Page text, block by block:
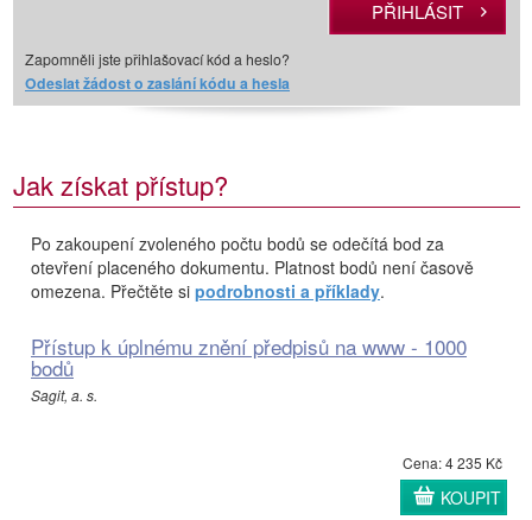
Zapomněli jste přihlašovací kód a heslo?
Odeslat žádost o zaslání kódu a hesla
Jak získat přístup?
Po zakoupení zvoleného počtu bodů se odečítá bod za
otevření placeného dokumentu. Platnost bodů není časově
omezena. Přečtěte si podrobnosti a příklady.
Přístup k úplnému znění předpisů na www - 1000
bodů
Sagit, a. s.
Cena: 4 235 Kč
KOUPIT